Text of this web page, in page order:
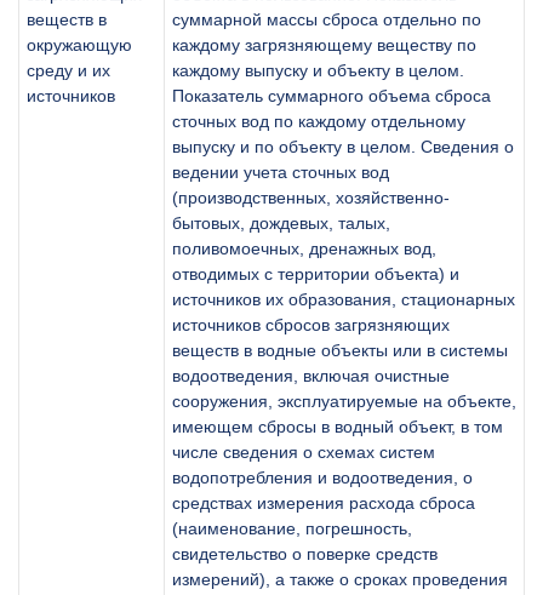
веществ в
окружающую
среду и их
источников
суммарной массы сброса отдельно по
каждому загрязняющему веществу по
каждому выпуску и объекту в целом.
Показатель суммарного объема сброса
сточных вод по каждому отдельному
выпуску и по объекту в целом. Сведения о
ведении учета сточных вод
(производственных, хозяйственно-
бытовых, дождевых, талых,
поливомоечных, дренажных вод,
отводимых с территории объекта) и
источников их образования, стационарных
источников сбросов загрязняющих
веществ в водные объекты или в системы
водоотведения, включая очистные
сооружения, эксплуатируемые на объекте,
имеющем сбросы в водный объект, в том
числе сведения о схемах систем
водопотребления и водоотведения, о
средствах измерения расхода сброса
(наименование, погрешность,
свидетельство о поверке средств
измерений), а также о сроках проведения